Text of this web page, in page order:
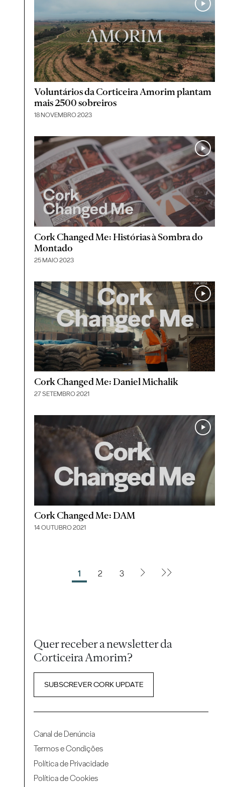
Voluntários da Corticeira Amorim plantam
mais 2500 sobreiros
18 NOVEMBRO 2023
Cork Changed Me: Histórias à Sombra do
Montado
25 MAIO 2023
Cork Changed Me: Daniel Michalik
27 SETEMBRO 2021
Cork Changed Me: DAM
14 OUTUBRO 2021
1 2 3
Quer receber a newsletter da
Corticeira Amorim?
SUBSCREVER CORK UPDATE
Canal de Denúncia
Termos e Condições
Política de Privacidade
Política de Cookies